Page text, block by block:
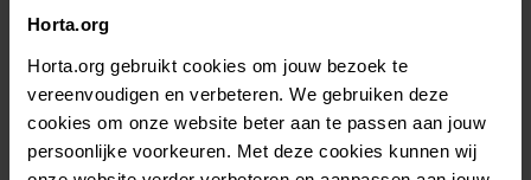
Horta.org
Horta.org gebruikt cookies om jouw bezoek te
vereenvoudigen en verbeteren. We gebruiken deze
cookies om onze website beter aan te passen aan jouw
persoonlijke voorkeuren. Met deze cookies kunnen wij
Meerdere varianten